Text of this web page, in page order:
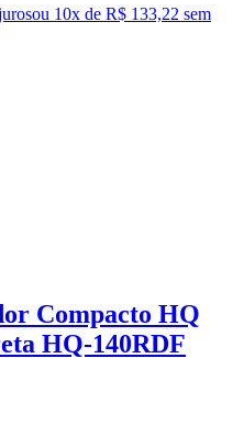
ou 10x de R$ 133,22 sem
Compacto HQ
HQ-140RDF